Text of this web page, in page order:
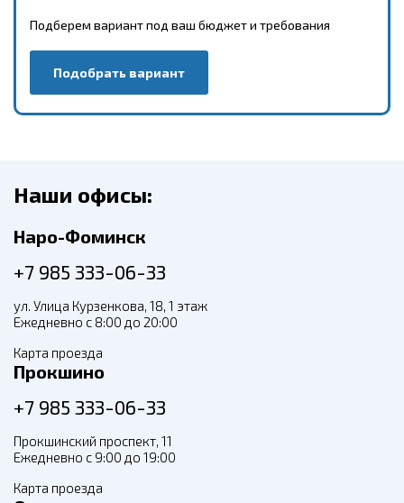
Подберем вариант под ваш бюджет и требования
Подобрать вариант
Наши офисы:
Наро-Фоминск
+7 985 333-06-33
ул. Улица Курзенкова, 18, 1 этаж
Ежедневно с 8:00 до 20:00
Карта проезда
Прокшино
+7 985 333-06-33
Прокшинский проспект, 11
Ежедневно с 9:00 до 19:00
Карта проезда